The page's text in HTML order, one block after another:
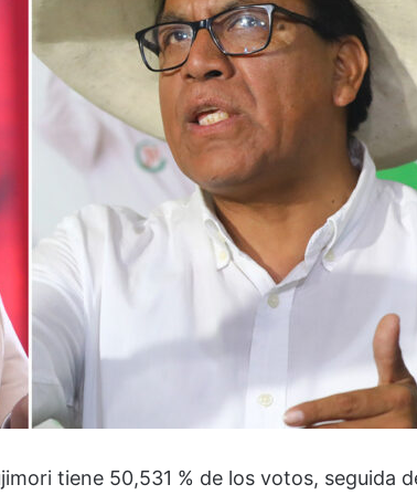
tiene 50,531 % de los votos, seguida